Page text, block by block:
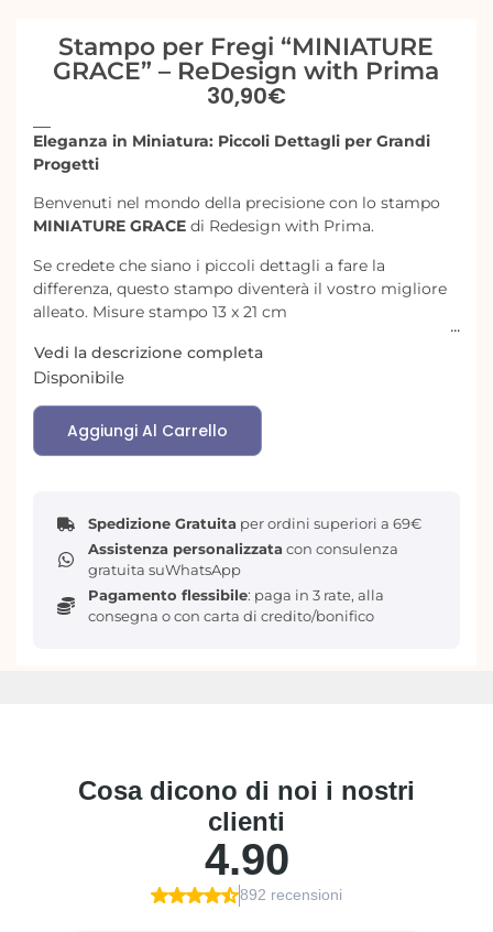
Stampo per Fregi “MINIATURE
GRACE” – ReDesign with Prima
30,90€
Eleganza in Miniatura: Piccoli Dettagli per Grandi
Progetti
Benvenuti nel mondo della precisione con lo stampo
MINIATURE GRACE di Redesign with Prima.
Se credete che siano i piccoli dettagli a fare la
differenza, questo stampo diventerà il vostro migliore
alleato. Misure stampo 13 x 21 cm
Vedi la descrizione completa
Disponibile
Aggiungi Al Carrello
Spedizione Gratuita per ordini superiori a 69€
Assistenza personalizzata con consulenza
gratuita suWhatsApp
Pagamento flessibile: paga in 3 rate, alla
consegna o con carta di credito/bonifico